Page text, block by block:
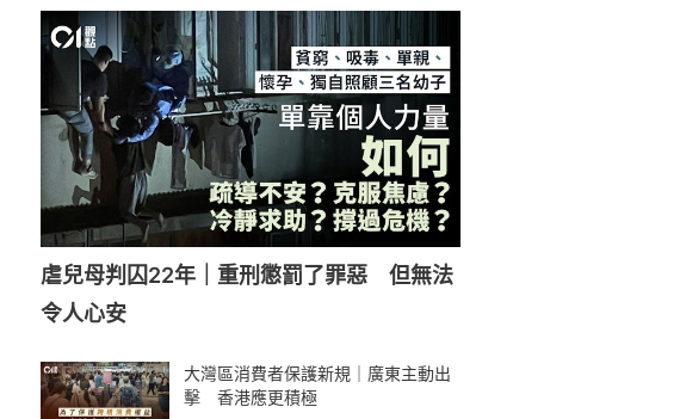
虐兒母判囚22年｜重刑懲罰了罪惡 但無法
令人心安
大灣區消費者保護新規｜廣東主動出
擊 香港應更積極